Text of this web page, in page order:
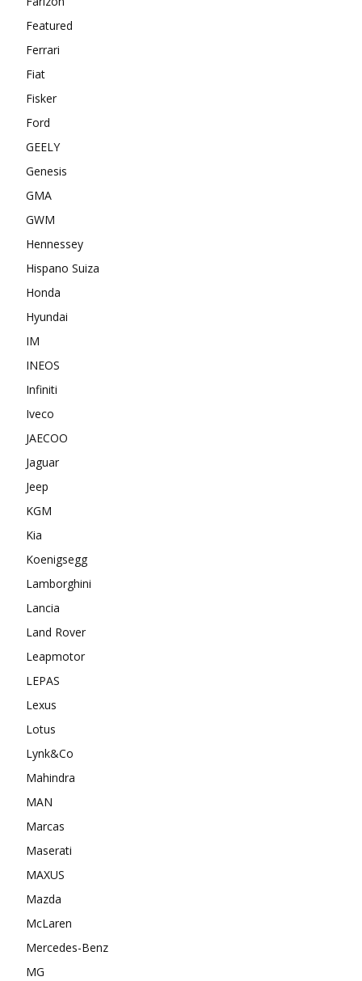
Featured
Ferrari
Fiat
Fisker
Ford
GEELY
Genesis
GMA
GWM
Hennessey
Hispano Suiza
Honda
Hyundai
IM
INEOS
Infiniti
Iveco
JAECOO
Jaguar
Jeep
KGM
Kia
Koenigsegg
Lamborghini
Lancia
Land Rover
Leapmotor
LEPAS
Lexus
Lotus
Lynk&Co
Mahindra
MAN
Marcas
Maserati
MAXUS
Mazda
McLaren
Mercedes-Benz
MG